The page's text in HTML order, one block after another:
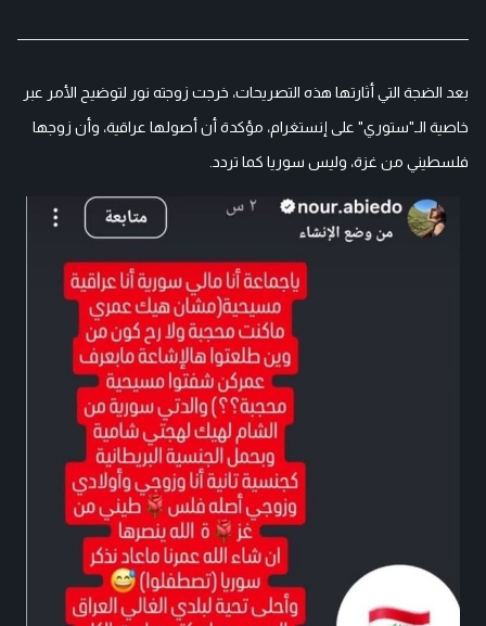
بعد الضجة التي أثارتها هذه التصريحات، خرجت زوجته نور لتوضيح الأمر عبر
خاصية الـ"ستوري" على إنستغرام، مؤكدة أن أصولها عراقية، وأن زوجها
فلسطيني من غزة، وليس سوريا كما تردد.